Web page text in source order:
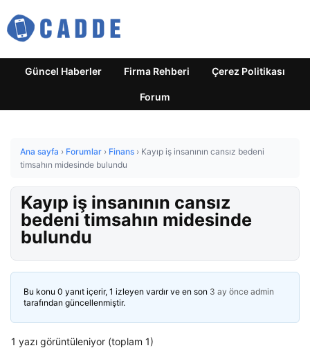
Güncel Haberler Firma Rehberi Çerez Politikası
Forum
Ana sayfa › Forumlar › Finans › Kayıp iş insanının cansız bedeni
timsahın midesinde bulundu
Kayıp iş insanının cansız
bedeni timsahın midesinde
bulundu
Bu konu 0 yanıt içerir, 1 izleyen vardır ve en son 3 ay önce admin
tarafından güncellenmiştir.
1 yazı görüntüleniyor (toplam 1)